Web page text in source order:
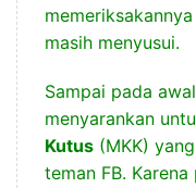
masih menyusui.
Sampai pada
menyarankan
Kutus (MKK)
teman FB.